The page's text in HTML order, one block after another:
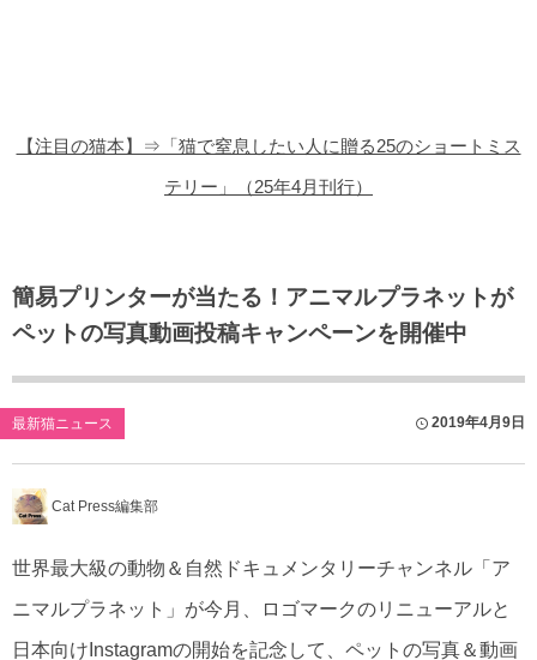
【注目の猫本】⇒「猫で窒息したい人に贈る25のショートミス
テリー」（25年4月刊行）
簡易プリンターが当たる！アニマルプラネットが
ペットの写真動画投稿キャンペーンを開催中
最新猫ニュース 2019年4月9日
Cat Press編集部
世界最大級の動物＆自然ドキュメンタリーチャンネル「ア
ニマルプラネット」が今月、ロゴマークのリニューアルと
日本向けInstagramの開始を記念して、ペットの写真＆動画
猫のゲーム・アプリ
猫のフリー写真素材